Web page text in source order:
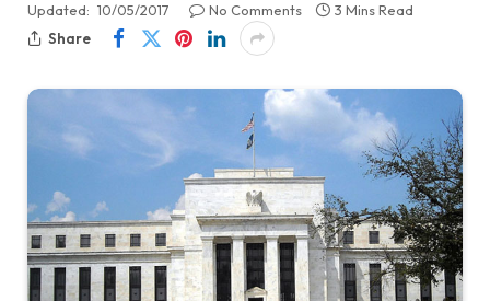
Updated: 10/05/2017 No Comments
3 Mins Read
Share